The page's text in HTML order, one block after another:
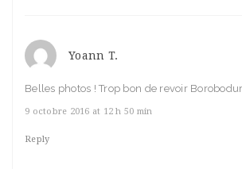
Yoann T.
Belles photos ! Trop bon de revoir
9 octobre 2016 at 12 h 50 min
Reply